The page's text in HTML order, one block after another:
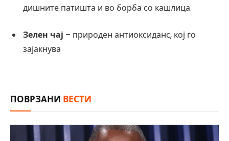
дишните патишта и во борба со кашлица.
Зелен чај – природен антиоксиданс, кој го
зајакнува
ПОВРЗАНИ ВЕСТИ